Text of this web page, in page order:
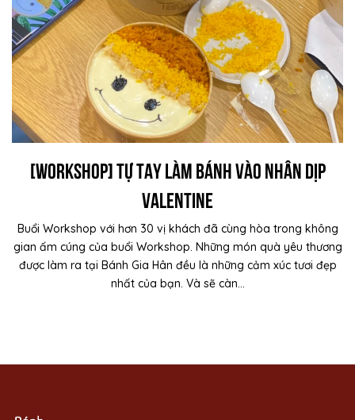
[WORKSHOP] Tự tay làm bánh vào nhân dịp
valentine
Buổi Workshop với hơn 30 vị khách đã cùng hòa trong không
gian ấm cúng của buổi Workshop. Những món quà yêu thương
được làm ra tại Bánh Gia Hân đều là những cảm xúc tươi đẹp
nhất của bạn. Và sẽ càn...